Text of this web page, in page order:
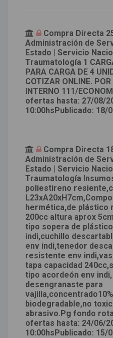
Compra Directa
Administración de
Estado | Servicio
Traumatología 1
PARA CARGA DE 4
COTIZAR ONLINE.
INTERNO 111/
ofertas hasta: 27/08/
10:00hsPublicado: 18/
Compra Directa
Administración de
Estado | Servicio
Traumatología
poliestireno
hermética,de plástico
200cc altura aprox
tipo sopera de
indi,cuchillo
env indi,tenedor
resistente env
tapa capacidad
tipo acordeón env
desengranaste para
biodegradable,no
abrasivo.Pg fondo
ofertas hasta: 24/06/
10:00hsPublicado: 15/